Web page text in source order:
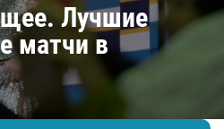
Лучшие
матчи в